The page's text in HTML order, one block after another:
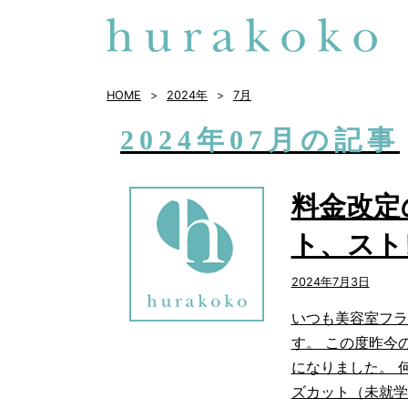
HOME 2024年 7月
2024年07月の記事
料金改
ト、ス
2024年7月3日
いつも美容室フ
す。 この度昨今
になりました。
ズカット（未就